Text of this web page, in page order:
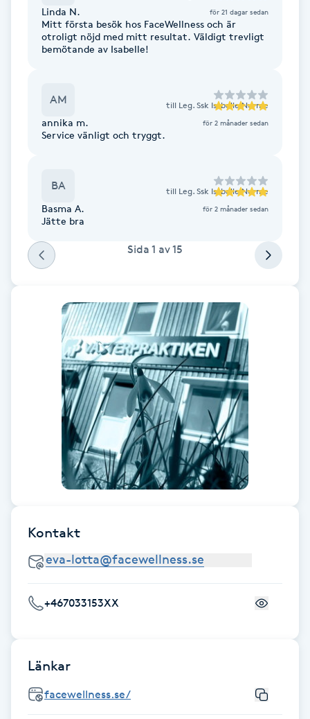
Gravidmassage
Gravidyoga
Gua Sha-massage
Hatha Yoga
Headspa
Healing
Herrklippning
Hollywood Peel
Hot Stone Massage
Hudföryngring
Huduppstramning
Hudvård
Hyaluronsyra
Hypnos
Linda N. för 21 dagar sedan
Mitt första besök hos FaceWellness och är
otroligt nöjd med mitt resultat. Väldigt trevligt
bemötande av Isabelle!
AM till Leg. Ssk Isabelle Nurme
annika m. för 2 månader sedan
Service vänligt och tryggt.
BA till Leg. Ssk Isabelle Nurme
Basma A. för 2 månader sedan
Jätte bra
Sida 1 av15
Kontakt
+467033153XX
Länkar
facewellness.se/